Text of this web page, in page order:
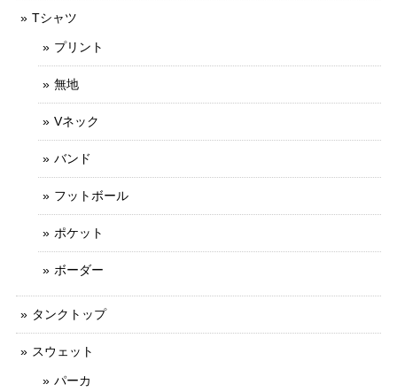
Tシャツ
プリント
無地
Vネック
バンド
フットボール
ポケット
ボーダー
タンクトップ
スウェット
パーカ